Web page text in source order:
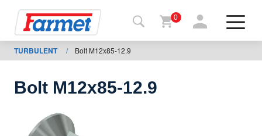
shop
0
TURBULENT / Bolt M12x85-12.9
Bolt M12x85-12.9